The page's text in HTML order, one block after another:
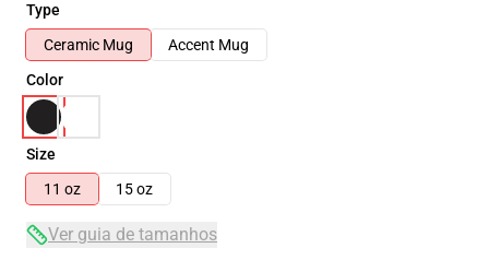
Type
Ceramic Mug
Accent Mug
Color
Size
11 oz
15 oz
Ver guia de tamanhos